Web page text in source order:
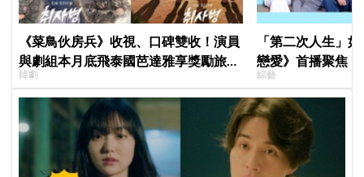
《菜鳥伙房兵》收視、口碑雙收！演員
與劇組本月底飛泰國芭達雅享獎勵旅
行，慶祝亮眼成績
韓劇
「第二次人生」
戀愛》首播聚焦
全場淚崩，初見
綜藝